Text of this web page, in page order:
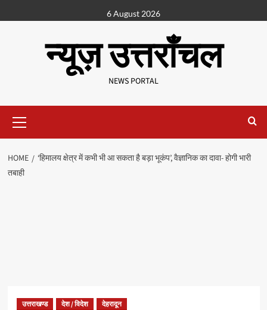
6 August 2026
न्यूज़ उत्तराँचल
NEWS PORTAL
HOME
‘हिमालय क्षेत्र में कभी भी आ सकता है बड़ा भूकंप’, वैज्ञानिक का दावा- होगी भारी
तबाही
उत्तराखण्ड देश / विदेश देहरादून